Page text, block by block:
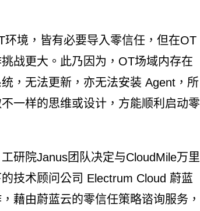
环境，皆有必要导入零信任，但在OT
战更大。此乃因为，OT场域内存在
，无法更新，亦无法安装 Agent，所
一样的思维或设计，方能顺利启动零
研院Janus团队决定与CloudMile万里
技术顾问公司 Electrum Cloud 蔚蓝
藉由蔚蓝云的零信任策略谘询服务，